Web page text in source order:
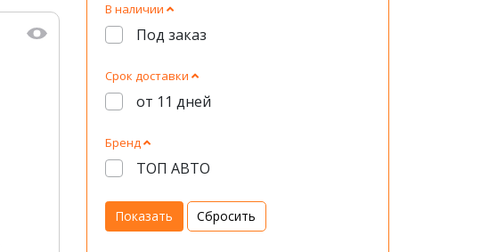
В наличии
Под заказ
Срок доставки
от 11 дней
Бренд
ТОП АВТО